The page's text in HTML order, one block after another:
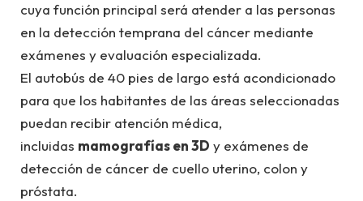
cuya función principal será atender a las personas
en la detección temprana del cáncer mediante
exámenes y evaluación especializada.
El autobús de 40 pies de largo está acondicionado
para que los habitantes de las áreas seleccionadas
puedan recibir atención médica,
incluidas mamografías en 3D y exámenes de
detección de cáncer de cuello uterino, colon y
próstata.